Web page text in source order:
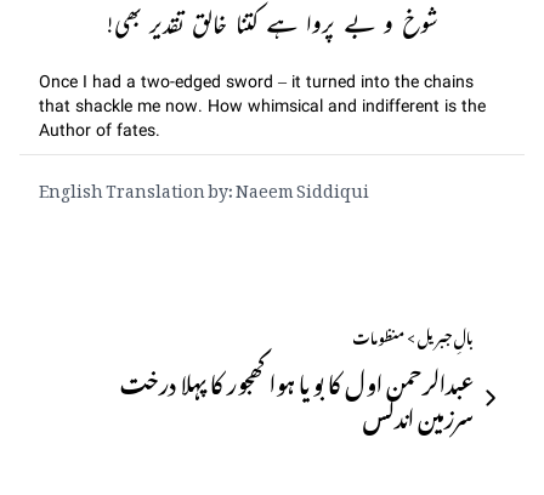
شوخ و بے پروا ہے کتنا خالق تقدیر بھی!
Once I had a two-edged sword – it turned into the chains
that shackle me now. How whimsical and indifferent is the
Author of fates.
English Translation by: Naeem Siddiqui
بالِ جبریل > منظومات
عبدالرحمن اول کا بویا ہوا کھجور کا پہلا درخت
سرزمین اندلس